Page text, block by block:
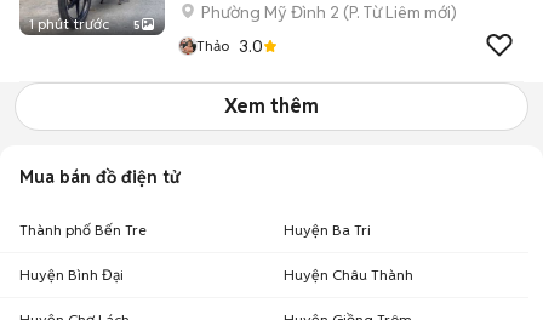
1 phút trước 5
Phường Mỹ Đình 2 (P. Từ Liêm mới)
Thảo 3.0
Xem thêm
Mua bán đồ điện tử
Thành phố Bến Tre Huyện Ba Tri
Huyện Bình Đại Huyện Châu Thành